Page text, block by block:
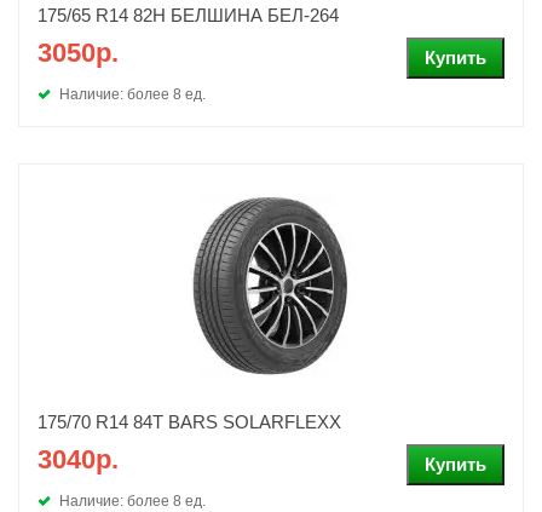
175/65 R14 82H БЕЛШИНА БЕЛ-264
3050р.
Наличие: более 8 ед.
175/70 R14 84T BARS SOLARFLEXX
3040р.
Наличие: более 8 ед.